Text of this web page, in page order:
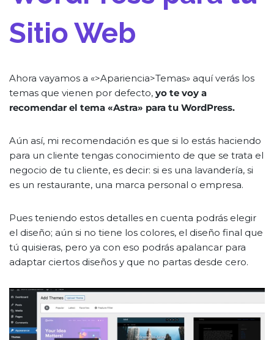
Sitio Web
Ahora vayamos a «>Apariencia>Temas» aquí verás los
temas que vienen por defecto, yo te voy a
recomendar el tema «Astra» para tu WordPress.
Aún así, mi recomendación es que si lo estás haciendo
para un cliente tengas conocimiento de que se trata el
negocio de tu cliente, es decir: si es una lavandería, si
es un restaurante, una marca personal o empresa.
Pues teniendo estos detalles en cuenta podrás elegir
el diseño; aún si no tiene los colores, el diseño final que
tú quisieras, pero ya con eso podrás apalancar para
adaptar ciertos diseños y que no partas desde cero.